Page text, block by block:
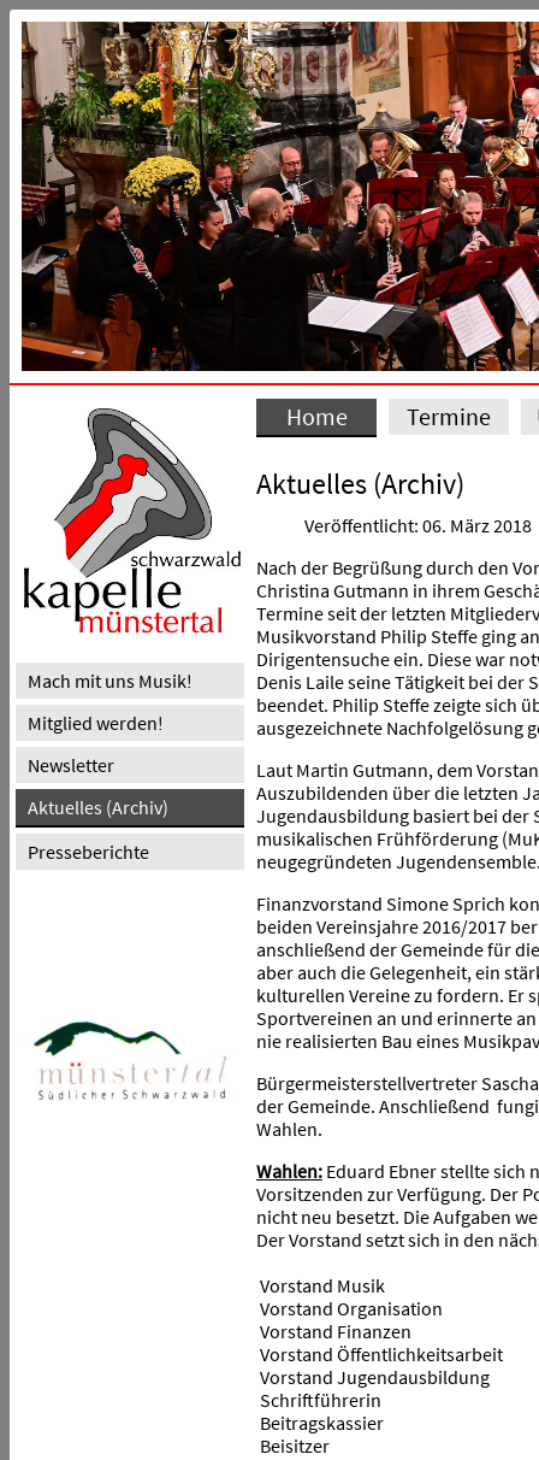
Mach mit uns Musik!
Mitglied werden!
Newsletter
Aktuelles (Archiv)
Presseberichte
Home Termine
Aktuelles (Archiv)
Veröffentlicht: 06. März 2018
Nach der Begrüßung durch den
Christina Gutmann in ihrem
Termine seit der letzten
Musikvorstand Philip Steffe ging
Dirigentensuche ein. Diese war
Denis Laile seine Tätigkeit bei der
beendet. Philip Steffe zeigte sich
ausgezeichnete Nachfolgelösung
Laut Martin Gutmann, dem
Auszubildenden über die letzten
Jugendausbildung basiert bei der
musikalischen Frühförderung
neugegründeten
Finanzvorstand Simone Sprich
beiden Vereinsjahre 2016/2017
anschließend der Gemeinde für
aber auch die Gelegenheit, ein
kulturellen Vereine zu fordern. Er
Sportvereinen an und erinnerte
nie realisierten Bau eines
Bürgermeisterstellvertreter
der Gemeinde. Anschließend
Wahlen.
Wahlen: Eduard Ebner stellte sich
Vorsitzenden zur Verfügung. Der
nicht neu besetzt. Die Aufgaben
Der Vorstand setzt sich in den
Vorstand Musik
Vorstand Organisation
Vorstand Finanzen
Vorstand Öffentlichkeitsarbeit
Vorstand Jugendausbildung
Schriftführerin
Beitragskassier
Beisitzer